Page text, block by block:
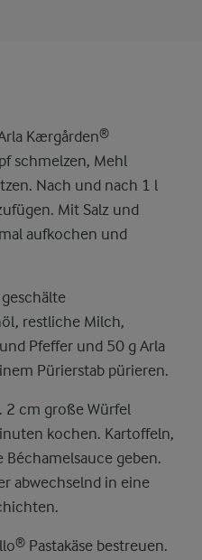
Kærgården®
schmelzen, Mehl
Nach und nach 1 l
Mit Salz und
aufkochen und
restliche Milch,
Pfeffer und 50 g Arla
Pürierstab pürieren.
2 cm große Würfel
kochen. Kartoffeln,
geben.
abwechselnd in eine
Pastakäse bestreuen.